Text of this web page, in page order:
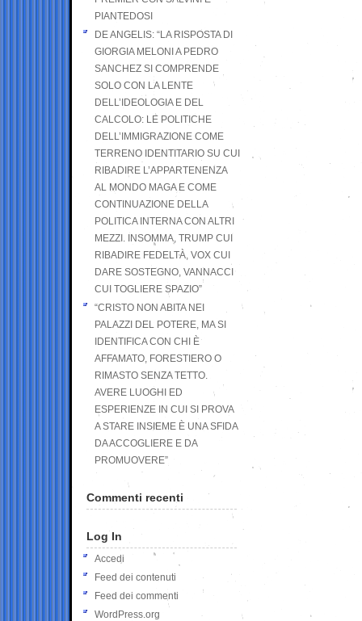
PIANTEDOSI
DE ANGELIS: “LA RISPOSTA DI
GIORGIA MELONI A PEDRO
SANCHEZ SI COMPRENDE
SOLO CON LA LENTE
DELL’IDEOLOGIA E DEL
CALCOLO: LE POLITICHE
DELL’IMMIGRAZIONE COME
TERRENO IDENTITARIO SU CUI
RIBADIRE L’APPARTENENZA
AL MONDO MAGA E COME
CONTINUAZIONE DELLA
POLITICA INTERNA CON ALTRI
MEZZI. INSOMMA, TRUMP CUI
RIBADIRE FEDELTÀ, VOX CUI
DARE SOSTEGNO, VANNACCI
CUI TOGLIERE SPAZIO”
“CRISTO NON ABITA NEI
PALAZZI DEL POTERE, MA SI
IDENTIFICA CON CHI È
AFFAMATO, FORESTIERO O
RIMASTO SENZA TETTO.
AVERE LUOGHI ED
ESPERIENZE IN CUI SI PROVA
A STARE INSIEME È UNA SFIDA
DA ACCOGLIERE E DA
PROMUOVERE”
Commenti recenti
Log In
Accedi
Feed dei contenuti
Feed dei commenti
WordPress.org